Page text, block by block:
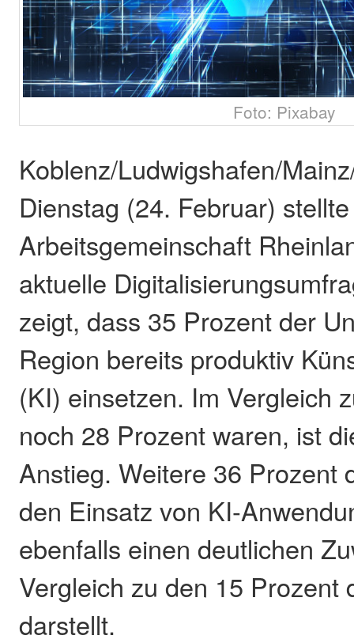
Foto: Pixabay
Koblenz/Ludwigshafen/
Dienstag (24. Februar)
Arbeitsgemeinschaft
aktuelle
zeigt, dass 35 Prozent der
Region bereits produktiv
(KI) einsetzen. Im Vergleich
noch 28 Prozent waren, ist
Anstieg. Weitere 36 Prozent
den Einsatz von KI-
ebenfalls einen deutlichen
Vergleich zu den 15 Prozent
darstellt.